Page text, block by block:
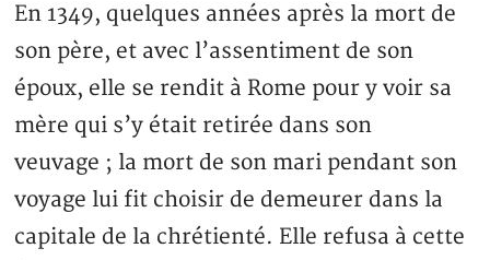
En 1349, quelques années après la mort de
son père, et avec l’assentiment de son
époux, elle se rendit à Rome pour y voir sa
mère qui s’y était retirée dans son
veuvage ; la mort de son mari pendant son
voyage lui fit choisir de demeurer dans la
capitale de la chrétienté. Elle refusa à cette